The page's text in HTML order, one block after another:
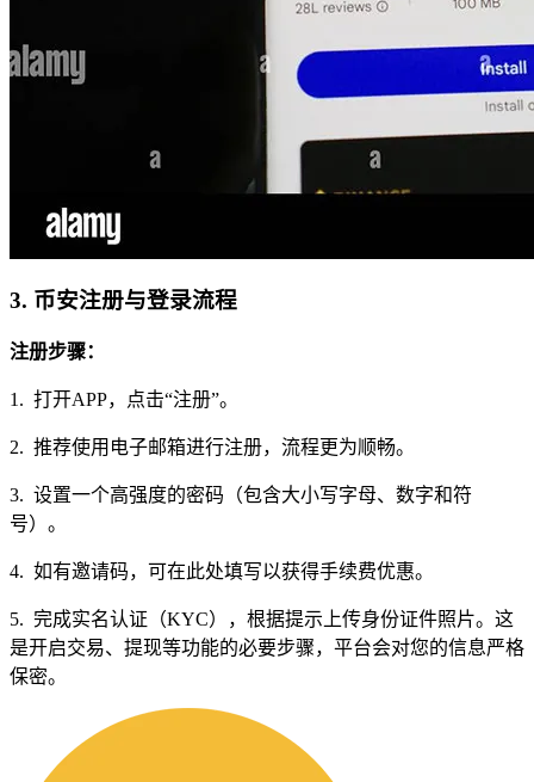
3. 币安注册与登录流程
注册步骤：
1. 打开APP，点击“注册”。
2. 推荐使用电子邮箱进行注册，流程更为顺畅。
3. 设置一个高强度的密码（包含大小写字母、数字和符
号）。
4. 如有邀请码，可在此处填写以获得手续费优惠。
5. 完成实名认证（KYC），根据提示上传身份证件照片。这
是开启交易、提现等功能的必要步骤，平台会对您的信息严格
保密。